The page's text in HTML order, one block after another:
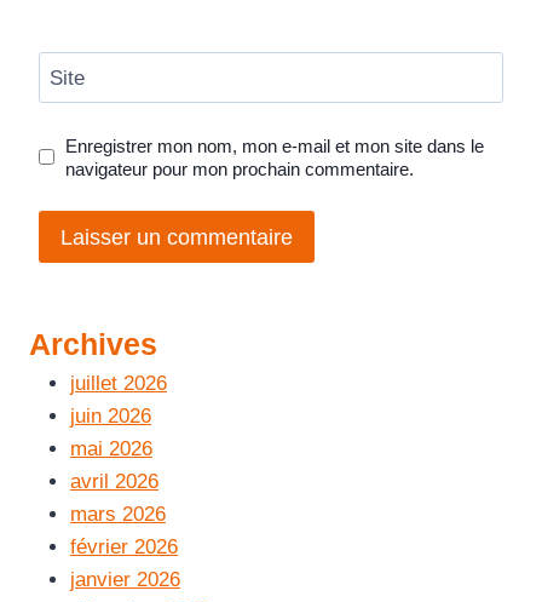
Site
Enregistrer mon nom, mon e-mail et mon site dans le
navigateur pour mon prochain commentaire.
Archives
juillet 2026
juin 2026
mai 2026
avril 2026
mars 2026
février 2026
janvier 2026